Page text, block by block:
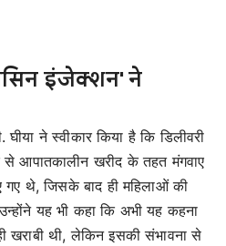
इंजेक्शन' ने
ने स्वीकार किया है कि डिलीवरी
आपातकालीन खरीद के तहत मंगवाए
गए थे, जिसके बाद ही महिलाओं की
यह भी कहा कि अभी यह कहना
खराबी थी, लेकिन इसकी संभावना से